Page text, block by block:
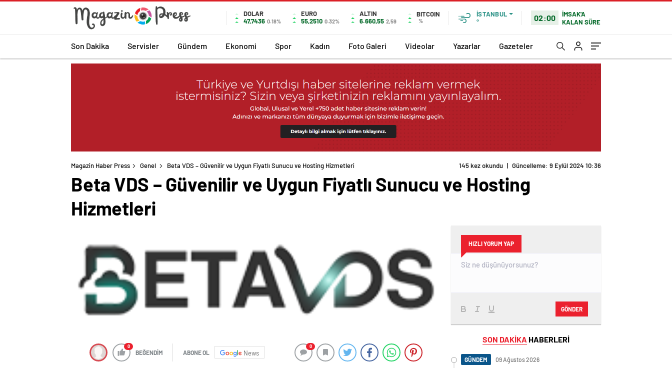
DOLAR
47,7436 0.18%
EURO
55,2510 0.32%
ALTIN
6.660,55 2,59
BITCOIN
%
İSTANBUL
°
02:00
İMSAK'A
KALAN SÜRE
Son Dakika Servisler Gündem Ekonomi Spor Kadın Foto Galeri Videolar Yazarlar Gazeteler
Magazin Haber Press Genel Beta VDS – Güvenilir ve Uygun Fiyatlı Sunucu ve Hosting Hizmetleri
Beta VDS – Güvenilir ve Uygun Fiyatlı Sunucu ve Hosting
Hizmetleri
0
BEĞENDİM ABONE OL News
0
HIZLI YORUM YAP
GÖNDER
SON DAKİKA HABERLERİ
GÜNDEM 09 Ağustos 2026